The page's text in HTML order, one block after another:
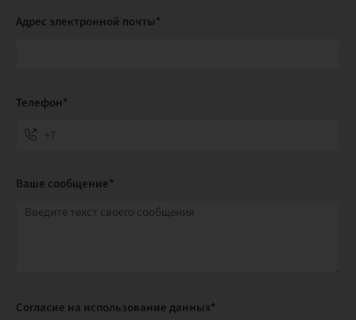
Адрес электронной почты*
Телефон*
Ваше сообщение*
Согласие на использование данных*